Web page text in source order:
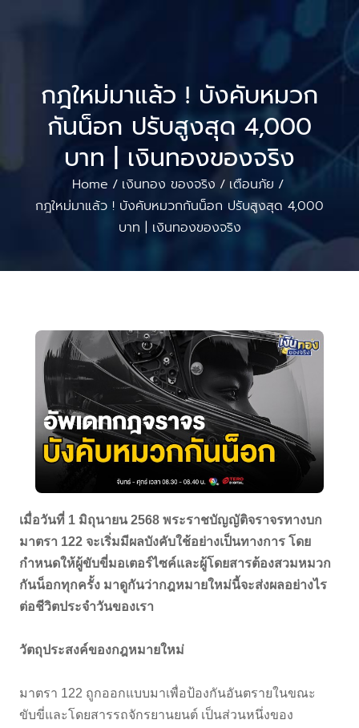
กฎใหม่มาแล้ว ! บังคับหมวก
กันน็อก ปรับสูงสุด 4,000
บาท | เงินทองของจริง
Home / เงินทอง ของจริง / เตือนภัย /
กฎใหม่มาแล้ว ! บังคับหมวกกันน็อก ปรับสูงสุด 4,000
บาท | เงินทองของจริง
เมื่อวันที่ 1 มิถุนายน 2568 พระราชบัญญัติจราจรทางบก
มาตรา 122 จะเริ่มมีผลบังคับใช้อย่างเป็นทางการ โดย
กำหนดให้ผู้ขับขี่มอเตอร์ไซค์และผู้โดยสารต้องสวมหมวก
กันน็อกทุกครั้ง มาดูกันว่ากฎหมายใหม่นี้จะส่งผลอย่างไร
ต่อชีวิตประจำวันของเรา
วัตถุประสงค์ของกฎหมายใหม่
มาตรา 122 ถูกออกแบบมาเพื่อป้องกันอันตรายในขณะ
ขับขี่และโดยสารรถจักรยานยนต์ เป็นส่วนหนึ่งของ